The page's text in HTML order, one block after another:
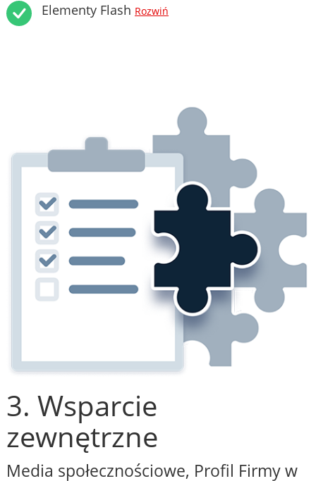
Elementy Flash Rozwiń
3. Wsparcie
zewnętrzne
Media społecznościowe, Profil Firmy w